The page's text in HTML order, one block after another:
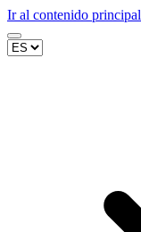
Ir al contenido principal